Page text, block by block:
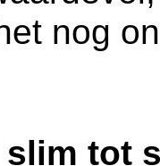
nog
slim tot